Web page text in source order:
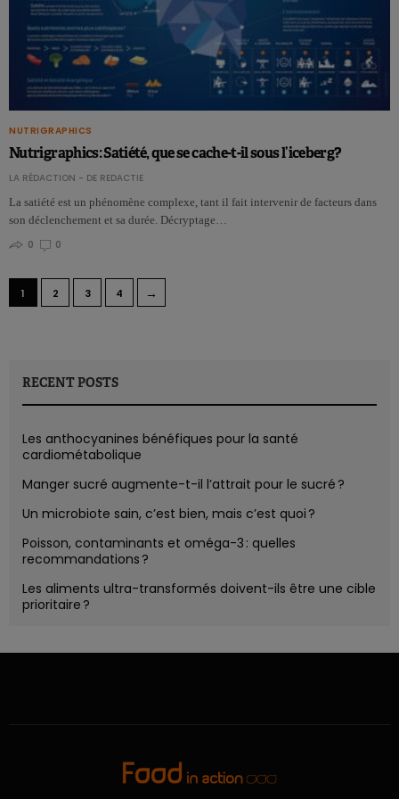
NUTRIGRAPHICS
Nutrigraphics: Satiété, que se cache-t-il sous l’iceberg?
LA RÉDACTION - DE REDACTIE
La satiété est un phénomène complexe, tant il fait intervenir de facteurs dans
son déclenchement et sa durée. Décryptage…
0
0
1 2 3 4 →
RECENT POSTS
Les anthocyanines bénéfiques pour la santé
cardiométabolique
Manger sucré augmente-t-il l’attrait pour le sucré ?
Un microbiote sain, c’est bien, mais c’est quoi ?
Poisson, contaminants et oméga-3 : quelles
recommandations ?
Les aliments ultra-transformés doivent-ils être une cible
prioritaire ?